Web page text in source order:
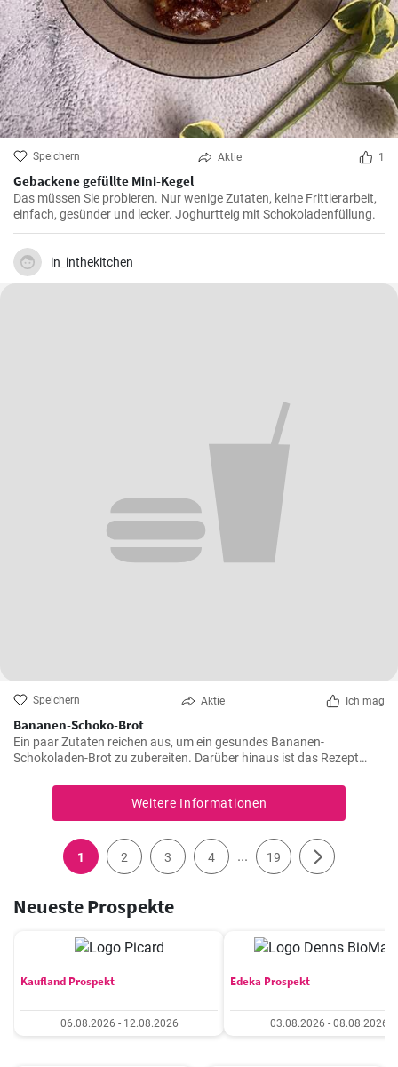
Speichern Aktie 1
Gebackene gefüllte Mini-Kegel
Das müssen Sie probieren. Nur wenige Zutaten, keine Frittierarbeit,
einfach, gesünder und lecker. Joghurtteig mit Schokoladenfüllung.
in_inthekitchen
Speichern Aktie Ich mag
Bananen-Schoko-Brot
Ein paar Zutaten reichen aus, um ein gesundes Bananen-
Schokoladen-Brot zu zubereiten. Darüber hinaus ist das Rezept
Weitere Informationen
1 2 3 4 ... 19
Neueste Prospekte
Kaufland Prospekt
06.08.2026 - 12.08.2026
Edeka Prospekt
03.08.2026 - 08.08.2026